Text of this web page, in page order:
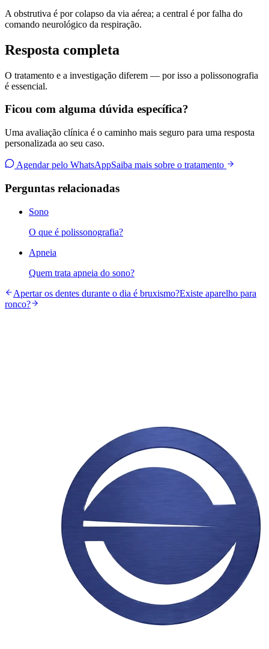
A obstrutiva é por colapso da via aérea; a central é por falha do
comando neurológico da respiração.
Resposta completa
O tratamento e a investigação diferem — por isso a polissonografia
é essencial.
Ficou com alguma dúvida específica?
Uma avaliação clínica é o caminho mais seguro para uma resposta
personalizada ao seu caso.
Agendar pelo WhatsAppSaiba mais sobre o tratamento
Perguntas relacionadas
Sono
O que é polissonografia?
Apneia
Quem trata apneia do sono?
Apertar os dentes durante o dia é bruxismo?Existe aparelho para
ronco?